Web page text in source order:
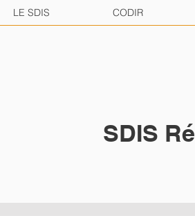
LE SDIS CODIR
SDIS